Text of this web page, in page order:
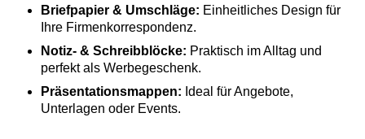
Briefpapier & Umschläge: Einheitliches Design für
Ihre Firmenkorrespondenz.
Notiz- & Schreibblöcke: Praktisch im Alltag und
perfekt als Werbegeschenk.
Präsentationsmappen: Ideal für Angebote,
Unterlagen oder Events.